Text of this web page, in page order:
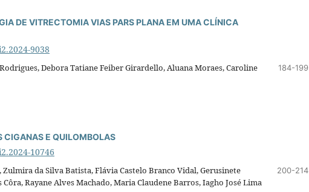
DE VITRECTOMIA VIAS PARS PLANA EM UMA CLÍNICA
9038
Debora Tatiane Feiber Girardello, Aluana Moraes, Caroline
184-199
CIGANAS E QUILOMBOLAS
10746
da Silva Batista, Flávia Castelo Branco Vidal, Gerusinete
Rayane Alves Machado, Maria Claudene Barros, Iagho José Lima
200-214